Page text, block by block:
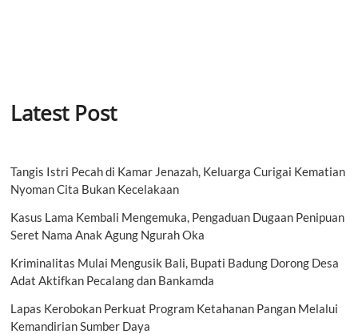
Latest Post
Tangis Istri Pecah di Kamar Jenazah, Keluarga Curigai Kematian
Nyoman Cita Bukan Kecelakaan
Kasus Lama Kembali Mengemuka, Pengaduan Dugaan Penipuan
Seret Nama Anak Agung Ngurah Oka
Kriminalitas Mulai Mengusik Bali, Bupati Badung Dorong Desa
Adat Aktifkan Pecalang dan Bankamda
Lapas Kerobokan Perkuat Program Ketahanan Pangan Melalui
Kemandirian Sumber Daya